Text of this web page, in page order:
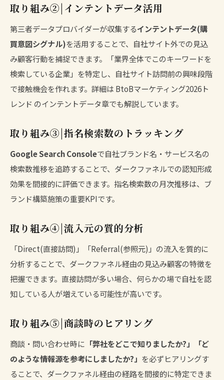
取り組み②|インテントデータ活用
第三者データプロバイダーが収集するインテントデータ(購
買意図シグナル)を活用することで、自社サイト外での見込
み顧客行動を捕捉できます。「業界全体でこのキーワードを
検索している企業」を特定し、自社サイト訪問前の興味段階
で接触機会を作れます。詳細は BtoBマーケティング2026ト
レンド のインテントデータ章でも解説しています。
取り組み③|指名検索数のトラッキング
Google Search Consoleで自社ブランド名・サービス名の
検索数推移を追跡することで、ダークファネルでの認知形成
効果を間接的に評価できます。指名検索数の月次推移は、ブ
ランド構築施策の重要KPIです。
取り組み④|流入元の質的分析
「Direct(直接訪問)」「Referral(参照元)」の流入を質的に
分析することで、ダークファネル経由の見込み顧客の特徴を
把握できます。直接訪問が多い場合、何らかの場で自社を認
知している人が増えている可能性が高いです。
取り組み⑤|商談時のヒアリング
商談・問い合わせ時に 「弊社をどこで知りましたか?」「ど
のような情報源を参考にしましたか?」 を必ずヒアリングす
ることで、ダークファネル経由の経路を間接的に特定できま